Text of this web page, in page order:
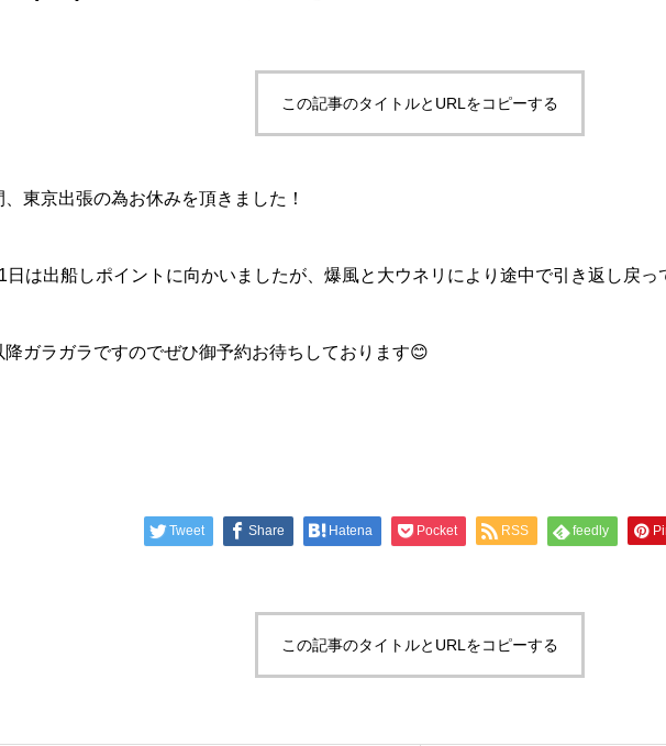
この記事のタイトルとURLをコピーする
、東京出張の為お休みを頂きました！
日は出船しポイントに向かいましたが、爆風と大ウネリにより途中で引き返し戻っ
降ガラガラですのでぜひ御予約お待ちしております😊
Tweet Share Hatena Pocket RSS feedly
この記事のタイトルとURLをコピーする